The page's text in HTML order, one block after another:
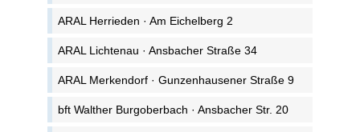
ARAL Herrieden · Am Eichelberg 2
ARAL Lichtenau · Ansbacher Straße 34
ARAL Merkendorf · Gunzenhausener Straße 9
bft Walther Burgoberbach · Ansbacher Str. 20